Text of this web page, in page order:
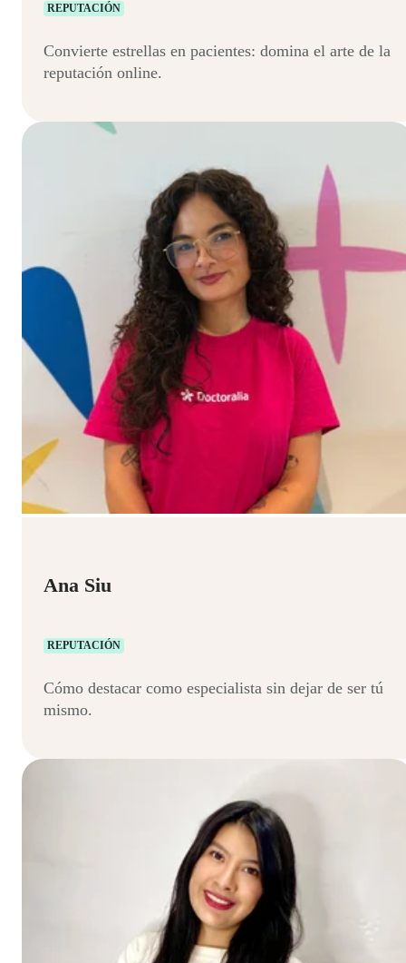
REPUTACIÓN
Convierte estrellas en pacientes: domina el arte de la
reputación online.
Ana Siu
REPUTACIÓN
Cómo destacar como especialista sin dejar de ser tú
mismo.